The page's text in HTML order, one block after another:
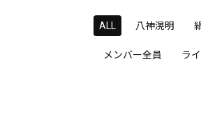
ALL 八神滉明
メンバー全員 ラ